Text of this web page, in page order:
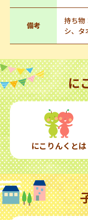
備考
持ち物
シ、タ
に
にこりんくとは